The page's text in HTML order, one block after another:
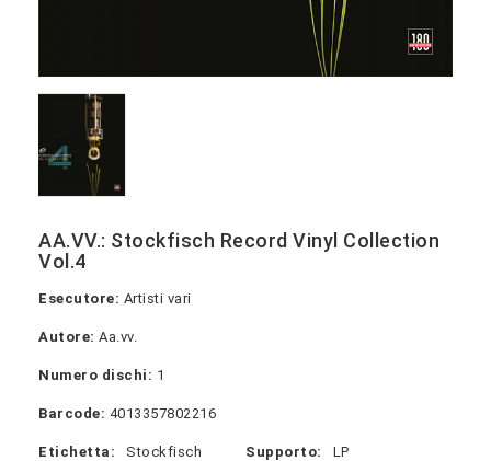
AA.VV.: Stockfisch Record Vinyl Collection
Vol.4
Esecutore: Artisti vari
Autore: Aa.vv.
Numero dischi: 1
Barcode: 4013357802216
Etichetta:
Stockfisch
Supporto: LP